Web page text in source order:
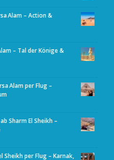
Alam – Action &
– Tal der Könige &
Alam per Flug –
Sharm El Sheikh –
Sheikh per Flug – Karnak,